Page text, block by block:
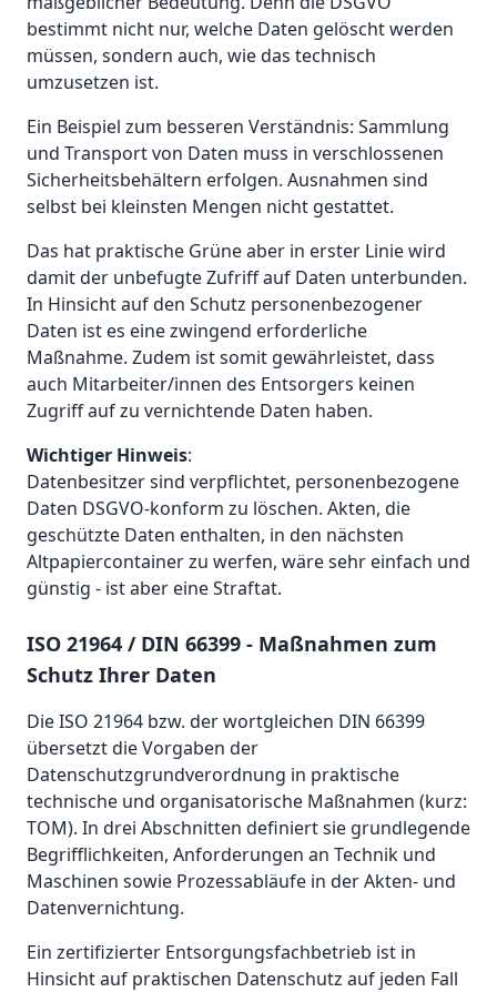
bestimmt nicht nur, welche Daten gelöscht werden
müssen, sondern auch, wie das technisch
umzusetzen ist.
Ein Beispiel zum besseren Verständnis: Sammlung
und Transport von Daten muss in verschlossenen
Sicherheitsbehältern erfolgen. Ausnahmen sind
selbst bei kleinsten Mengen nicht gestattet.
Das hat praktische Grüne aber in erster Linie wird
damit der unbefugte Zufriff auf Daten unterbunden.
In Hinsicht auf den Schutz personenbezogener
Daten ist es eine zwingend erforderliche
Maßnahme. Zudem ist somit gewährleistet, dass
auch Mitarbeiter/innen des Entsorgers keinen
Zugriff auf zu vernichtende Daten haben.
Wichtiger Hinweis:
Datenbesitzer sind verpflichtet, personenbezogene
Daten DSGVO-konform zu löschen. Akten, die
geschützte Daten enthalten, in den nächsten
Altpapiercontainer zu werfen, wäre sehr einfach und
günstig - ist aber eine Straftat.
ISO 21964 / DIN 66399 - Maßnahmen zum
Schutz Ihrer Daten
Die ISO 21964 bzw. der wortgleichen DIN 66399
übersetzt die Vorgaben der
Datenschutzgrundverordnung in praktische
technische und organisatorische Maßnahmen (kurz:
TOM). In drei Abschnitten definiert sie grundlegende
Begrifflichkeiten, Anforderungen an Technik und
Maschinen sowie Prozessabläufe in der Akten- und
Datenvernichtung.
Ein zertifizierter Entsorgungsfachbetrieb ist in
Hinsicht auf praktischen Datenschutz auf jeden Fall